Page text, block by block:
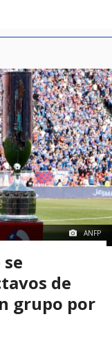
ANFP
de
grupo por